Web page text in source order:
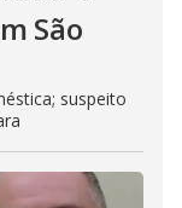
São
suspeito